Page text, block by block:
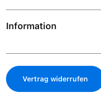
Information
Vertrag widerrufen